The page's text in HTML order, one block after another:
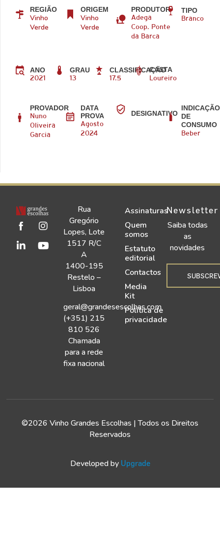
REGIÃO
Vinho
Verde
ORIGEM
Vinho
Verde
PRODUTOR
Adega
Coop. Ponte
da Barca
TIPO
Branco
ANO
2021
GRAU
13
CLASSIFICAÇÃO
17.5
CASTA
Loureiro
PROVADOR
Nuno
Oliveira
Garcia
DATA
PROVA
Agosto
2024
DESIGNATIVO
INDICAÇÃO
DE
CONSUMO
Beber
Rua
Gregório
Lopes, Lote
1517 R/C
A
1400-195
Restelo –
Lisboa
geral@grandesescolhas.com
(+351) 215
810 526
Chamada
para a rede
fixa nacional
Assinaturas
Quem
somos
Estatuto
editorial
Contactos
Media
Kit
Política de
privacidade
Newsletter
Saiba todas
as
novidades
©2026 Vinho Grandes Escolhas | Todos os Direitos
Reservados
Developed by Upgrade